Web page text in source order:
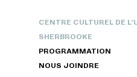
CENTRE CULTUREL DE
SHERBROOKE
PROGRAMMATION
NOUS JOINDRE